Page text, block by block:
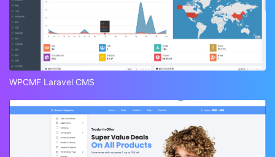
WPCMF Laravel CMS